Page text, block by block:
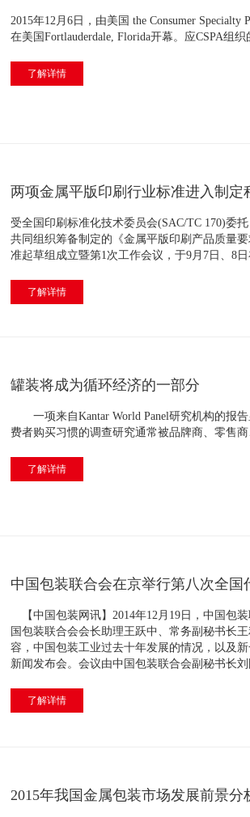
2015年12月6日，由美国 the Consumer Specialty
在美国Fortlauderdale, Florida开幕。应CSPA组
了解详情
两项金属平版印刷行业标准进入制定
受全国印刷标准化技术委员会(SAC/TC 170)委
共同组织筹备制定的《金属平版印刷产品质量
准起草组成立暨第1次工作会议，于9月7日、8日
了解详情
罐装将成为循环经济的一部分
一项来自Kantar World Panel研究机构的报告
费者购买习惯的调查研究通常被品牌商、零售
了解详情
中国包装联合会在京举行第八次全国
【中国包装网讯】2014年12月19日，中国包
国包装联合会会长助理王跃中、常务副秘书长
容，中国包装工业过去十年发展的情况，以及
新闻发布会。会议由中国包装联合会副秘书长刘
了解详情
2015年我国金属包装市场发展前景分